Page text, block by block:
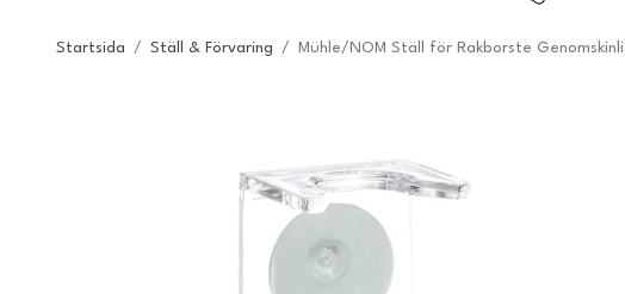
Startsida / Ställ & Förvaring / Mühle/NOM Ställ för Rakborste